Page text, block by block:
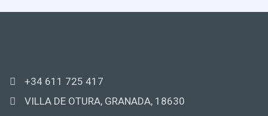
+34 611 725 417
VILLA DE OTURA, GRANADA, 18630